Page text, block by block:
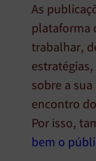
As
plataforma
trabalhar,
sobre a
encontro
Por isso,
bem o